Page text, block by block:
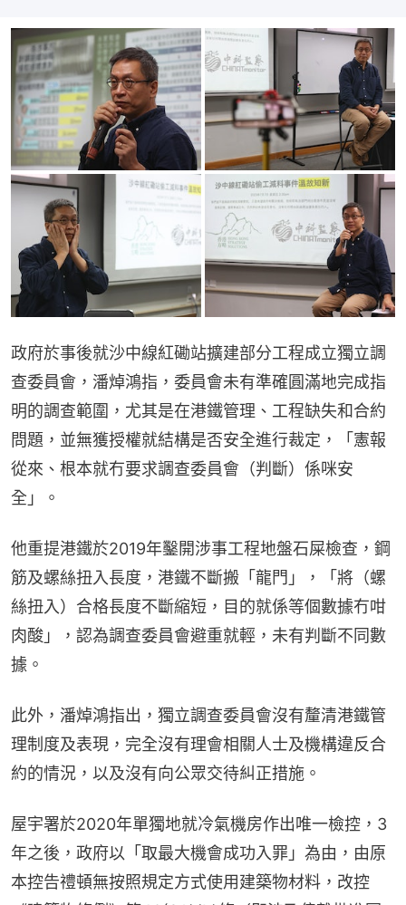
政府於事後就沙中線紅磡站擴建部分工程成立獨立調
查委員會，潘焯鴻指，委員會未有準確圓滿地完成指
明的調查範圍，尤其是在港鐵管理、工程缺失和合約
問題，並無獲授權就結構是否安全進行裁定，「憲報
從來、根本就冇要求調查委員會（判斷）係咪安
全」。
他重提港鐵於2019年鑿開涉事工程地盤石屎檢查，鋼
筋及螺絲扭入長度，港鐵不斷搬「龍門」，「將（螺
絲扭入）合格長度不斷縮短，目的就係等個數據冇咁
肉酸」，認為調查委員會避重就輕，未有判斷不同數
據。
此外，潘焯鴻指出，獨立調查委員會沒有釐清港鐵管
理制度及表現，完全沒有理會相關人士及機構違反合
約的情況，以及沒有向公眾交待糾正措施。
屋宇署於2020年單獨地就冷氣機房作出唯一檢控，3
年之後，政府以「取最大機會成功入罪」為由，由原
本控告禮頓無按照規定方式使用建築物材料，改控